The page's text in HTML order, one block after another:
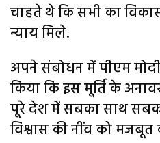
चाहते थे कि सभी का
न्याय मिले.
अपने संबोधन में पीएम
किया कि इस मूर्ति के
पूरे देश में सबका साथ
विश्वास की नींव को मजबूत